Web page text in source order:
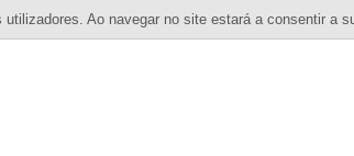
Ao navegar no site estará a consentir a